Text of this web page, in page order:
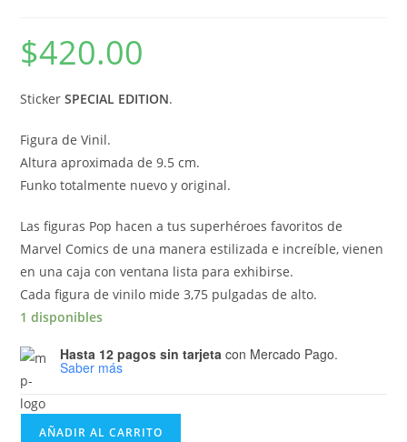
$420.00
StickerSPECIAL EDITION.
Figura de Vinil.
Altura aproximada de 9.5 cm.
Funko totalmente nuevo y original.
Las figuras Pop hacen a tus superhéroes favoritos de
Marvel Comics de una manera estilizada e increíble, vienen
en una caja con ventana lista para exhibirse.
Cada figura de vinilo mide 3,75 pulgadas de alto.
1 disponibles
Hasta 12 pagos sin tarjeta con Mercado Pago.
Saber más
Funko
AÑADIR AL CARRITO